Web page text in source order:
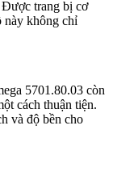
Được trang bị cơ
này không chỉ
5701.80.03 còn
cách thuận tiện.
và độ bền cho